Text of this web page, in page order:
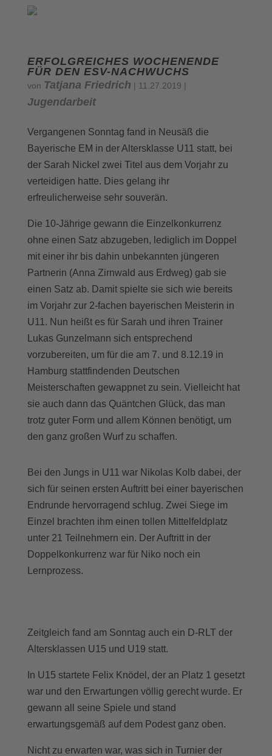
ERFOLGREICHES WOCHENENDE
FÜR DEN ESV-NACHWUCHS
von Tatjana Friedrich | 11.27.2019 |
Jugendarbeit
Vergangenen Sonntag fand in Neusäß die
Bayerische EM in der Altersklasse U11 statt, bei
der Sarah Nickel zwei Titel aus dem Vorjahr zu
verteidigen hatte. Dies gelang ihr
erfreulicherweise sehr souverän.
Die 10-Jährige gewann die Einzelkonkurrenz
ohne einen Satz abzugeben, lediglich im Doppel
mit einer ihr bis dahin unbekannten jüngeren
Partnerin (Anna Zirnwald aus Erdweg) gab sie
einen Satz ab. Damit spielte sie sich wie bereits
im Vorjahr zur 2-fachen bayerischen Meisterin in
U11. Nun heißt es für Sarah und ihren Trainer
Lukas Gunzelmann sich entsprechend
vorzubereiten, um für die am 7. und 8.12.19 in
Hamburg stattfindenden Deutschen
Meisterschaften gewappnet zu sein. Vielleicht hat
sie auch dann das Quäntchen Glück, das man
trotz guter Form und allem Können benötigt, um
den ganz großen Wurf zu schaffen.
Bei den Jungs in U11 war Nikolas Kolb dabei, der
sich für seinen ersten Auftritt bei einer bayerischen
Endrunde hervorragend schlug. Zwei Siege im
Einzel brachten ihm einen tollen Mittelfeldplatz
unter 21 Teilnehmern ein. Der Auftritt in der
Doppelkonkurrenz war für Niko noch ein
Lernprozess.
Zeitgleich fand am Sonntag auch ein D-RLT der
Altersklassen U15 und U19 statt.
In U15 startete Felix Knödel, der an Platz 1 gesetzt
war und den Erwartungen völlig gerecht wurde. Er
gewann all seine Spiele und stand
erwartungsgemäß auf dem Podest ganz oben.
Nicht zu erwarten war, was sich in Turnier der